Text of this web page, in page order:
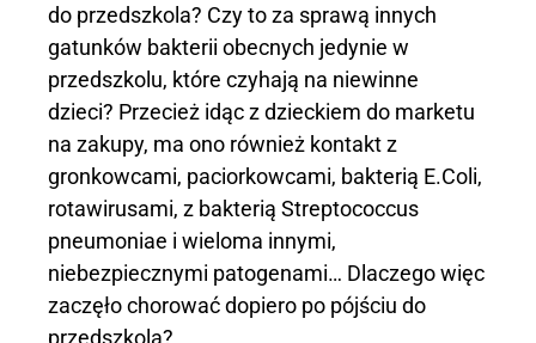
do przedszkola? Czy to za sprawą innych
gatunków bakterii obecnych jedynie w
przedszkolu, które czyhają na niewinne
dzieci? Przecież idąc z dzieckiem do marketu
na zakupy, ma ono również kontakt z
gronkowcami, paciorkowcami, bakterią E.Coli,
rotawirusami, z bakterią Streptococcus
pneumoniae i wieloma innymi,
niebezpiecznymi patogenami… Dlaczego więc
zaczęło chorować dopiero po pójściu do
przedszkola?